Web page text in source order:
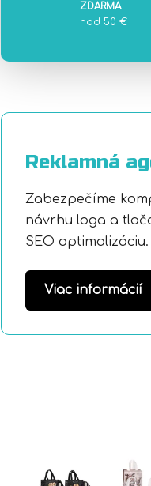
ZDARMA
nad 50 €
Reklamná
Zabezpečíme
návrhu loga a
SEO optimalizáciu.
Viac informácií